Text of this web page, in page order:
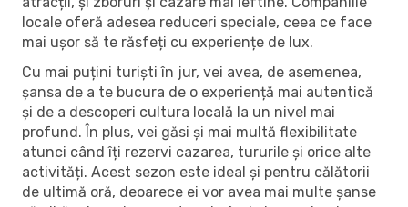
locale oferă adesea reduceri speciale, ceea ce face
mai ușor să te răsfeți cu experiențe de lux.
Cu mai puțini turiști în jur, vei avea, de asemenea,
șansa de a te bucura de o experiență mai autentică
și de a descoperi cultura locală la un nivel mai
profund. În plus, vei găsi și mai multă flexibilitate
atunci când îți rezervi cazarea, tururile și orice alte
activități. Acest sezon este ideal și pentru călătorii
de ultimă oră, deoarece ei vor avea mai multe șanse